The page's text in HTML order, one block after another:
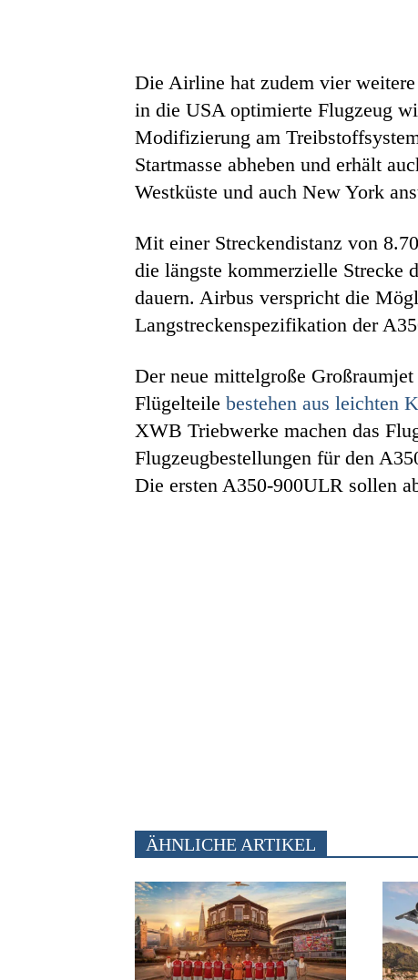
Die Airline hat zudem vier
in die USA optimierte Flugzeug
Modifizierung am
Startmasse abheben und erhält
Westküste und auch New York
Mit einer Streckendistanz von
die längste kommerzielle Strecke
dauern. Airbus verspricht die
Langstreckenspezifikation der
Der neue mittelgroße
Flügelteile bestehen aus leichten
XWB Triebwerke machen das
Flugzeugbestellungen für den
Die ersten A350-900ULR sollen
ÄHNLICHE ARTIKEL